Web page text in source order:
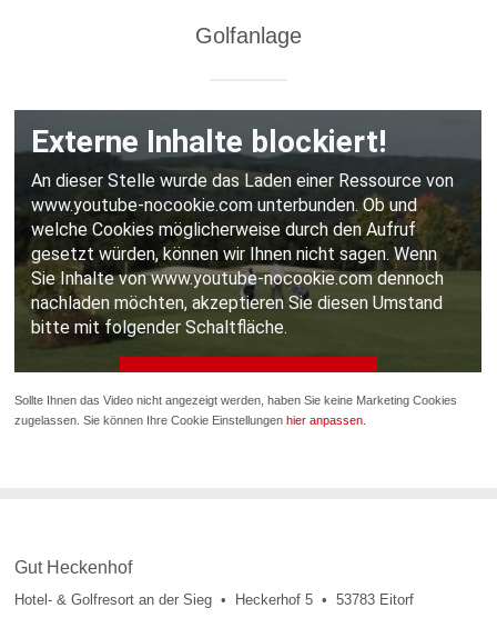
Golfanlage
Sollte Ihnen das Video nicht angezeigt werden, haben Sie keine Marketing Cookies
zugelassen. Sie können Ihre Cookie Einstellungen hier anpassen.
Gut Heckenhof
Hotel- & Golfresort an der Sieg • Heckerhof 5 • 53783 Eitorf